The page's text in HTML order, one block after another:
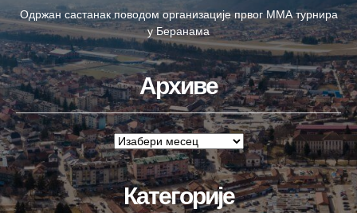
Одржан састанак поводом организације првог ММА турнира
у Беранама
Архиве
Категорије